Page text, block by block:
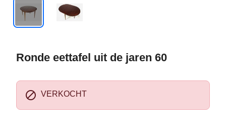
Ronde eettafel uit de jaren 60
 VERKOCHT